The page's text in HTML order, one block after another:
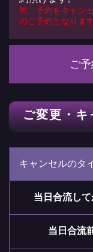
尚、予約をキャン
のご予約となります
ご
ご変更・キ
キャンセルのタ
当日合流して
当日合流